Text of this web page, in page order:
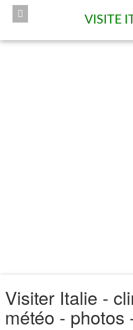
VISITE
Visiter Italie -
météo - photos